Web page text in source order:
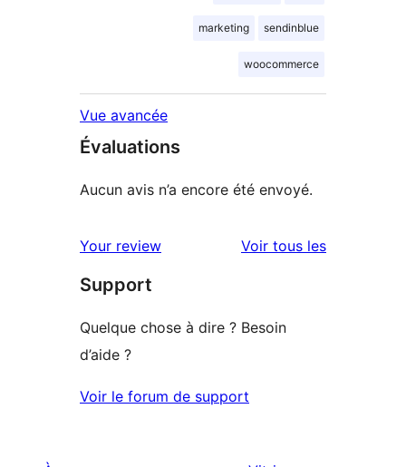
marketing sendinblue
woocommerce
Vue avancée
Évaluations
Aucun avis n’a encore été envoyé.
Your review Voir tous lesavis
Support
Quelque chose à dire ? Besoin
d’aide ?
Voir le forum de support